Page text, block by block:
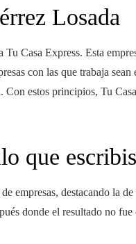
Losada
Tu Casa Express. Esta
con las que trabaja
estos principios, Tu
que
empresas, destacando la
donde el resultado no